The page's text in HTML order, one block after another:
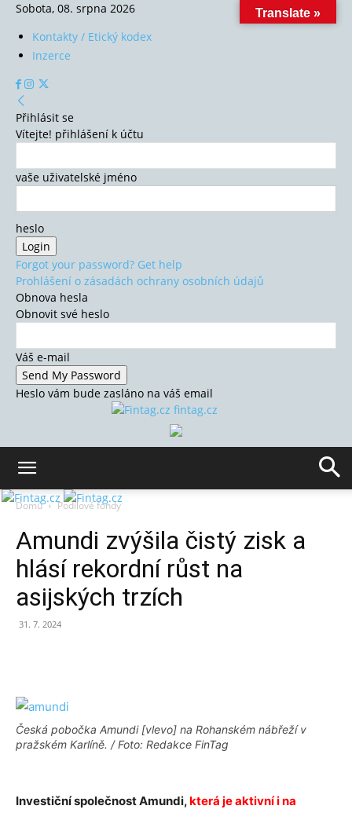
Sobota, 08. srpna 2026
Kontakty / Etický kodex
Inzerce
Přihlásit se
Vítejte! přihlášení k účtu
vaše uživatelské jméno
heslo
Forgot your password? Get help
Prohlášení o zásadách ochrany osobních údajů
Obnova hesla
Obnovit své heslo
Váš e-mail
Heslo vám bude zasláno na váš email
fintag.cz
Domů Podílové fondy
Amundi zvýšila čistý zisk a
hlásí rekordní růst na
asijských trzích
31. 7. 2024
Česká pobočka Amundi [vlevo] na Rohanském nábřeží v
pražském Karlíně. / Foto: Redakce FinTag
Investiční společnost Amundi,která je aktivní i na
Translate »